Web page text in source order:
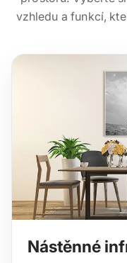
vzhledu a funkcí,
Nástěnné